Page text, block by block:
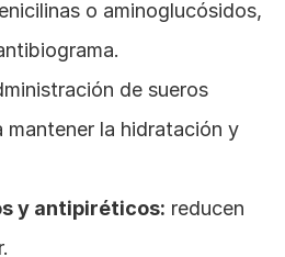
o aminoglucósidos,
de sueros
mantener la hidratación y
y antipiréticos: reducen